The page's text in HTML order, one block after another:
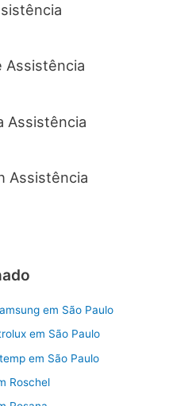
Assistência
Assistência
Assistência
em São Paulo
em São Paulo
em São Paulo
Roschel